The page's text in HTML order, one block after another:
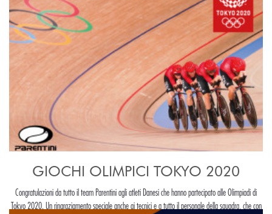
GIOCHI OLIMPICI TOKYO 2020
Congratulazioni da tutto il team Parentini agli atleti Danesi che hanno partecipato alle Olimpiadi di
Tokyo 2020. Un ringraziamento speciale anche ai tecnici e a tutto il personale della squadra, che con